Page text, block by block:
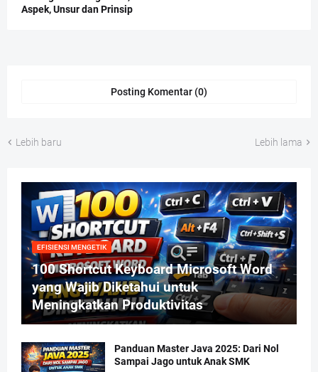
Aspek, Unsur dan Prinsip
Posting Komentar (0)
Lebih baru Lebih lama
EFISIENSI MENGETIK
100 Shortcut Keyboard Microsoft Word
yang Wajib Diketahui untuk
Meningkatkan Produktivitas
Panduan Master Java 2025: Dari Nol
Sampai Jago untuk Anak SMK